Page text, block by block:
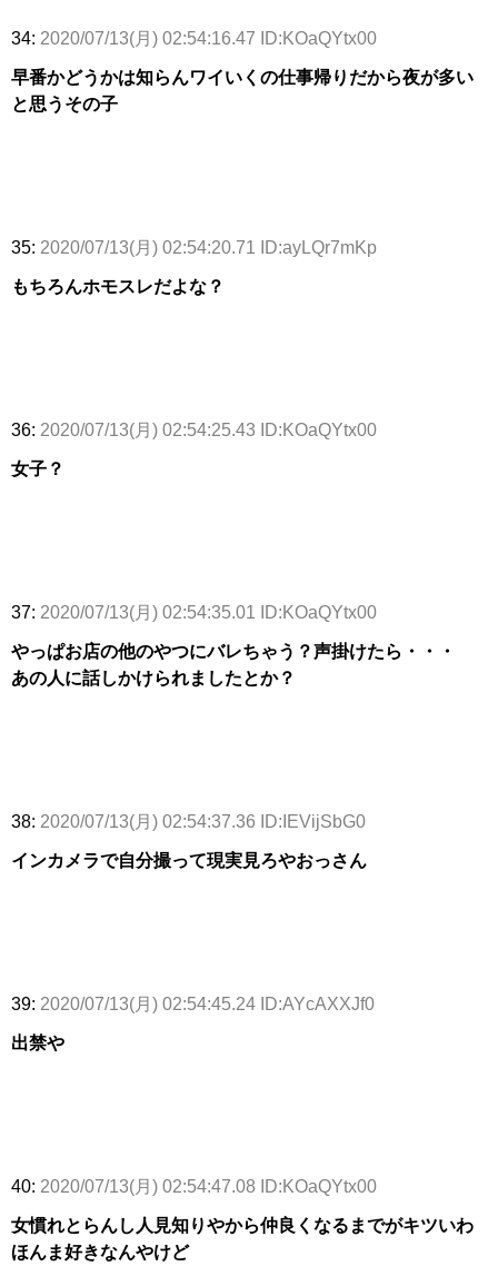
34: 2020/07/13(月) 02:54:16.47 ID:KOaQYtx00
早番かどうかは知らんワイいくの仕事帰りだから夜が多い
と思うその子
35: 2020/07/13(月) 02:54:20.71 ID:ayLQr7mKp
もちろんホモスレだよな？
36: 2020/07/13(月) 02:54:25.43 ID:KOaQYtx00
女子？
37: 2020/07/13(月) 02:54:35.01 ID:KOaQYtx00
やっぱお店の他のやつにバレちゃう？声掛けたら・・・
あの人に話しかけられましたとか？
38: 2020/07/13(月) 02:54:37.36 ID:IEVijSbG0
インカメラで自分撮って現実見ろやおっさん
39: 2020/07/13(月) 02:54:45.24 ID:AYcAXXJf0
出禁や
40: 2020/07/13(月) 02:54:47.08 ID:KOaQYtx00
女慣れとらんし人見知りやから仲良くなるまでがキツいわ
ほんま好きなんやけど